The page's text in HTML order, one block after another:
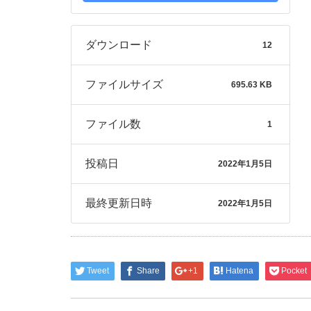
ダウンロード 12
ファイルサイズ 695.63 KB
ファイル数 1
投稿日 2022年1月5日
最終更新日時 2022年1月5日
Tweet Share +1 Hatena Pocket